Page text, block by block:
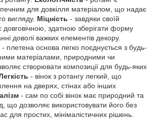
для довкілля матеріалом, що надає
вигляду. Міцність - завдяки своїй
довговічною, здатною зберігати форму
доволі важких елементів декору.
- плетена основа легко поєднується з будь-
матеріалами, природними чи
створювати композиції для будь-яких
- вінок з ротангу легкий, що
на дверях, стінах або інших
- сам по собі вінок має природний та
що дозволяє використовувати його без
для простих, мінімалістичних рішень.